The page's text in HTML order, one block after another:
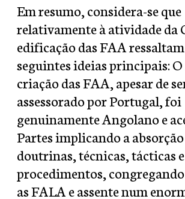
Em resumo, considera-se que
relativamente à atividade da
edificação das FAA
seguintes ideias principais: O
criação das FAA, apesar de
assessorado por Portugal, foi
genuinamente Angolano e
Partes implicando a
doutrinas, técnicas, tácticas e
procedimentos,
as FALA e assente num